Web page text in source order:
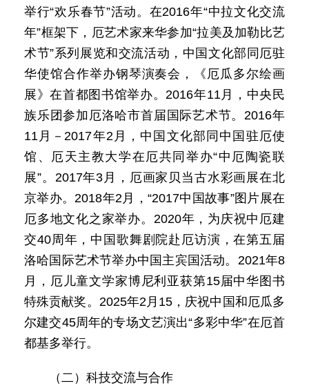
举行“欢乐春节”活动。在2016年“中拉文化交流
年”框架下，厄艺术家来华参加“拉美及加勒比艺
术节”系列展览和交流活动，中国文化部同厄驻
华使馆合作举办钢琴演奏会，《厄瓜多尔绘画
展》在首都图书馆举办。2016年11月，中央民
族乐团参加厄洛哈市首届国际艺术节。2016年
11月－2017年2月，中国文化部同中国驻厄使
馆、厄天主教大学在厄共同举办“中厄陶瓷联
展”。2017年3月，厄画家贝当古水彩画展在北
京举办。2018年2月，“2017中国故事”图片展在
厄多地文化之家举办。2020年，为庆祝中厄建
交40周年，中国歌舞剧院赴厄访演，在第五届
洛哈国际艺术节举办中国主宾国活动。2021年8
月，厄儿童文学家博尼利亚获第15届中华图书
特殊贡献奖。2025年2月15，庆祝中国和厄瓜多
尔建交45周年的专场文艺演出“多彩中华”在厄首
都基多举行。
（二）科技交流与合作